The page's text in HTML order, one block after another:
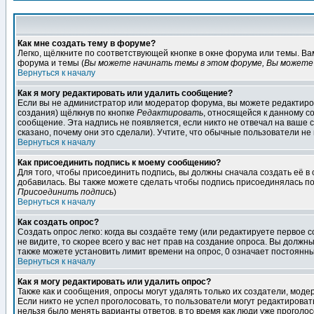
Как мне создать тему в форуме?
Легко, щёлкните по соответствующей кнопке в окне форума или темы.
форума и темы (Вы можете начинать темы в этом форуме, Вы можете
Вернуться к началу
Как я могу редактировать или удалить сообщение?
Если вы не администратор или модератор форума, вы можете
создания) щёлкнув по кнопке Редактировать, относящейся к данному
сообщение. Эта надпись не появляется, если никто не отвечал на
сказано, почему они это сделали). Учтите, что обычные пользователи
Вернуться к началу
Как присоединить подпись к моему сообщению?
Для того, чтобы присоединить подпись, вы должны сначала создать её
добавилась. Вы также можете сделать чтобы подпись присоединялась
Присоединить подпись)
Вернуться к началу
Как создать опрос?
Создать опрос легко: когда вы создаёте тему (или редактируете
не видите, то скорее всего у вас нет прав на создание опроса. Вы
также можете установить лимит времени на опрос, 0 означает
Вернуться к началу
Как я могу редактировать или удалить опрос?
Также как и сообщения, опросы могут удалять только их создатели,
Если никто не успел проголосовать, то пользователи могут
нельзя было менять варианты ответов, в то время как люди уже